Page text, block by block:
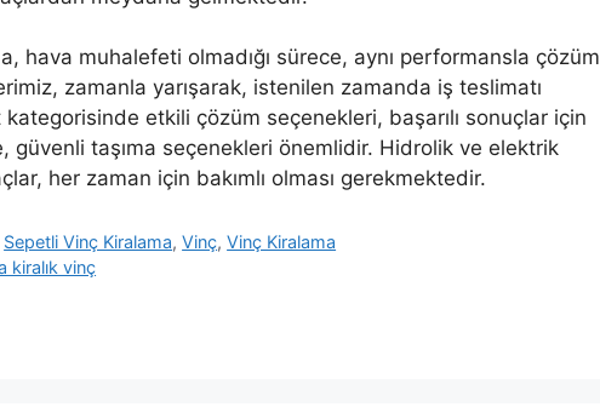
hava muhalefeti olmadığı sürece, aynı performansla çözüm
zamanla yarışarak, istenilen zamanda iş teslimatı
etkili çözüm seçenekleri, başarılı sonuçlar için
güvenli taşıma seçenekleri önemlidir. Hidrolik ve elektrik
her zaman için bakımlı olması gerekmektedir.
Sepetli Vinç Kiralama,Vinç,Vinç Kiralama
kiralık vinç